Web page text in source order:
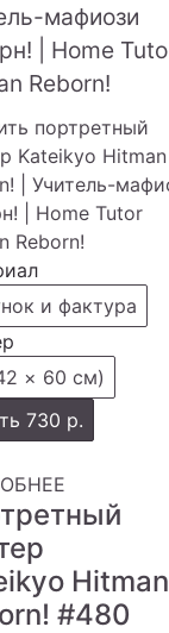
мафиози
| Home
Reborn!
и фактура
× 60 см)
730 р.
Hitman
#480